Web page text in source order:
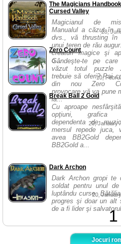
The Magicians
Cursed Valley
Magicianul de
Manualul a căzut în
dvs., vă thrusting în
unui teren de rău
creaturi magice şi
o...
28,
Zero Count
Gândeşte-te pe care
văzut totul puzzle
trebuie să oferi? Pai
din nou Zero
provocare vă va pune
la...
10,
Break Ball 2 Gold
Cu aproape
opţiuni, grafica
dependenta de
mersul repede juca,
avea BB2Gold
BB2Gold a...
20, January
Dark Archon
Dark Archon gropi te
soldat pentru unul de
luptându curse.
progres şi doar un alt
de a fi lider şi
20,
1
Jocuri